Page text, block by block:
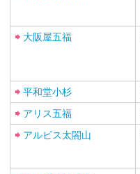
大阪屋五福
平和堂小杉
アリス五福
アルビス太閤山